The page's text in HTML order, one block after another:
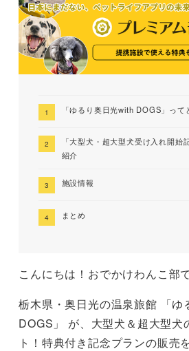
「ゆるり奥日光with DOGS」って
「大型犬・超大型犬受け入れ開始
紹介
施設情報
まとめ
こんにちは！おでかけわんこ部で
栃木県・奥日光の温泉旅館 「ゆ
DOGS」 が、大型犬＆超大型犬
ト！特典付き記念プランの販売